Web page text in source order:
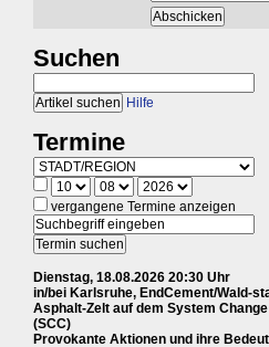
Suchen
Hilfe
Termine
vergangene Termine anzeigen
Dienstag, 18.08.2026 20:30 Uhr
in/bei Karlsruhe, EndCement/Wald-
Asphalt-Zelt auf dem System
(SCC)
Provokante Aktionen und ihre